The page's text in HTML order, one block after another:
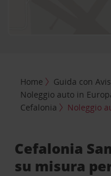
Home Guida con Avis
Noleggio auto in
Cefalonia
Noleggio
Cefalonia
su misura